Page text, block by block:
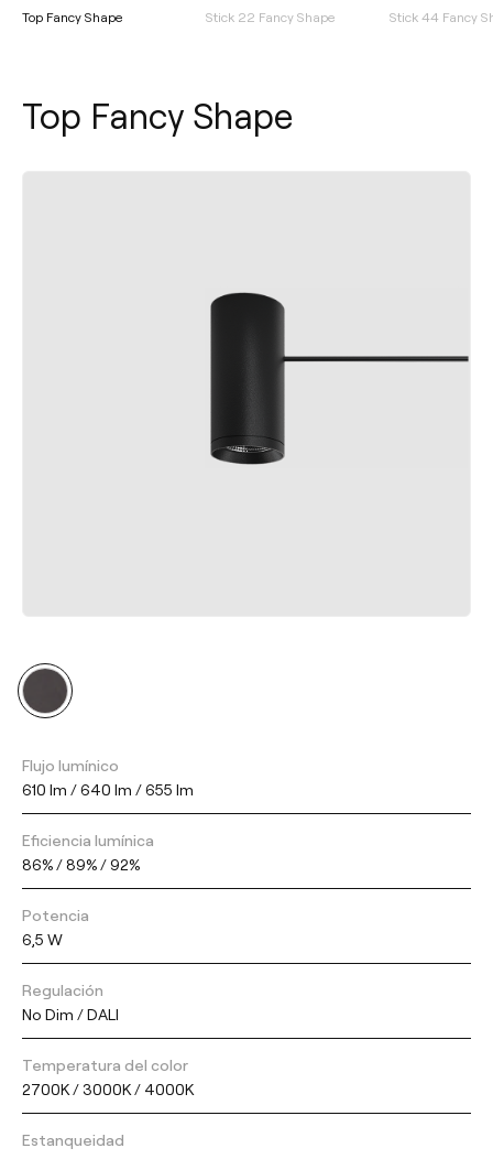
Top Fancy Shape Stick 22 Fancy Shape Stick 44 Fancy
Top Fancy Shape
Flujo lumínico
610 lm / 640 lm / 655 lm
Eficiencia lumínica
86% / 89% / 92%
Potencia
6,5 W
Regulación
No Dim / DALI
Temperatura del color
2700K / 3000K / 4000K
Estanqueidad